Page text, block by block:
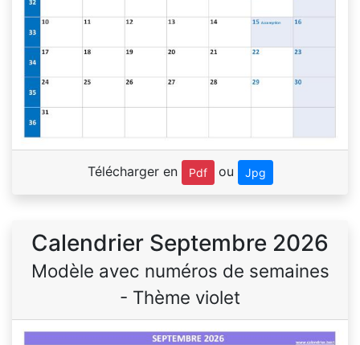
Télécharger en Pdf ou Jpg
Calendrier Septembre 2026
Modèle avec numéros de semaines
- Thème violet